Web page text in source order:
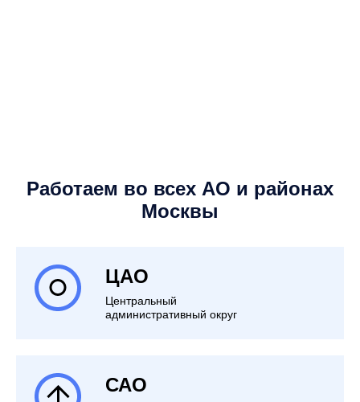
Работаем во всех АО и районах
Москвы
ЦАО
Центральный
административный округ
САО